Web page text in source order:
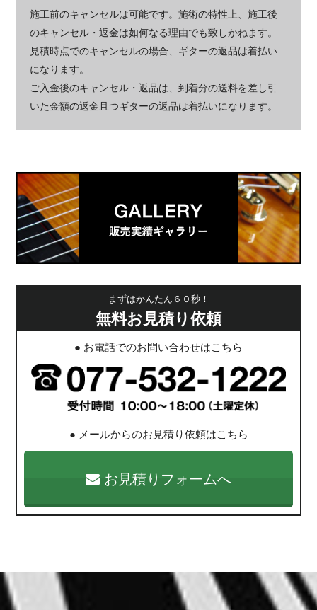
施工前のキャンセルは可能です。施術の特性上、施工後
のキャンセル・返金は如何なる理由でも致しかねます。
見積時点でのキャンセルの場合、ギターの返品は着払い
になります。
ご入金後のキャンセル・返品は、到着分の送料を差し引
いた金額の返金且つギターの返品は着払いになります。
まずはかんたん６０秒！
無料お見積り依頼
● お電話でのお問い合わせはこちら
● メールからのお見積り依頼はこちら
お見積りフォームへ